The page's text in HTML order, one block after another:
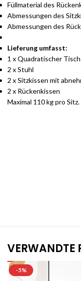
Füllmaterial des
Abmessungen des
Abmessungen des
Lieferung umfasst:
1 x Quadratischer Tisch
2 x Stuhl
2 x Sitzkissen mit
2 x Rückenkissen
Maximal 110 kg pro
VERWANDTE
-5%